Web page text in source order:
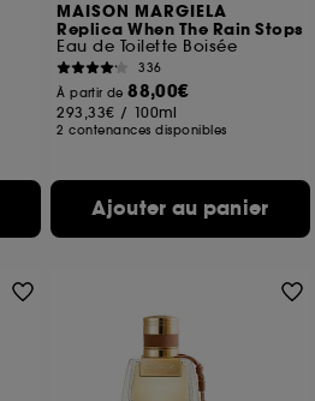
MAISON MARGIELA
Replica When The Rain Stops
Eau de Toilette Boisée
336
À partir de88,00€
293,33€ / 100ml
2 contenances disponibles
Ajouter au panier